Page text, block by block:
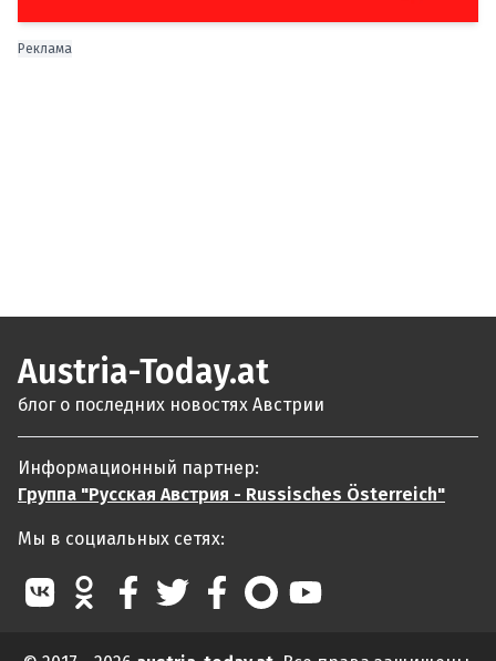
Реклама
Austria-Today.at
блог о последних новостях Австрии
Информационный партнер:
Группа "Русская Австрия - Russisches Österreich"
Мы в социальных сетях: